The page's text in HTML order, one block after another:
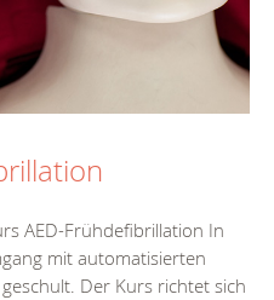
AED-Frühdefibrillation In
mit automatisierten
Der Kurs richtet sich